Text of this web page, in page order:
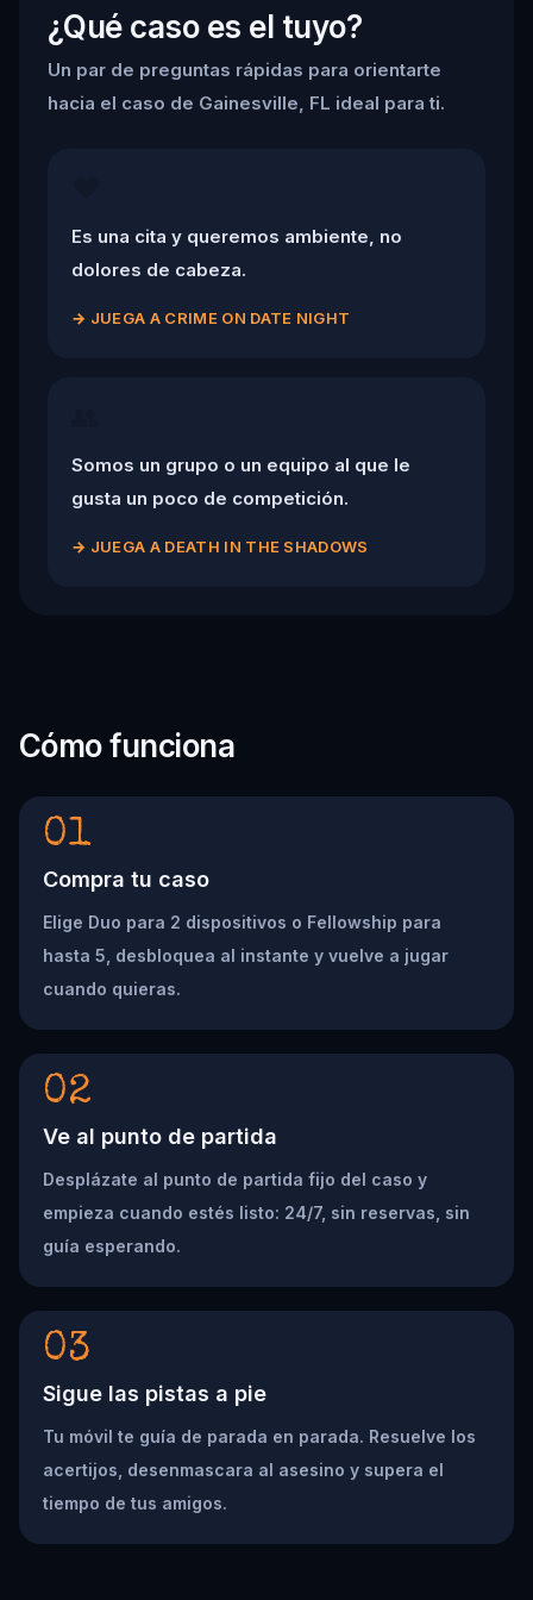
¿Qué caso es el tuyo?
Un par de preguntas rápidas para orientarte
hacia el caso de Gainesville, FL ideal para ti.
Es una cita y queremos ambiente, no
dolores de cabeza.
→ JUEGA A CRIME ON DATE NIGHT
Somos un grupo o un equipo al que le
gusta un poco de competición.
→ JUEGA A DEATH IN THE SHADOWS
Cómo funciona
01
Compra tu caso
Elige Duo para 2 dispositivos o Fellowship para
hasta 5, desbloquea al instante y vuelve a jugar
cuando quieras.
02
Ve al punto de partida
Desplázate al punto de partida fijo del caso y
empieza cuando estés listo: 24/7, sin reservas, sin
guía esperando.
03
Sigue las pistas a pie
Tu móvil te guía de parada en parada. Resuelve los
acertijos, desenmascara al asesino y supera el
tiempo de tus amigos.